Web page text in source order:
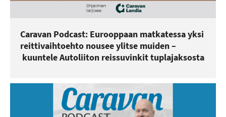
Caravan Podcast: Eurooppaan matkatessa yksi
reittivaihtoehto nousee ylitse muiden –
kuuntele Autoliiton reissuvinkit tuplajaksosta